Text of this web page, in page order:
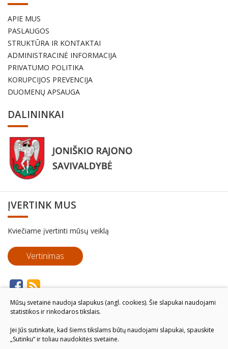
APIE MUS
PASLAUGOS
STRUKTŪRA IR KONTAKTAI
ADMINISTRACINĖ INFORMACIJA
PRIVATUMO POLITIKA
KORUPCIJOS PREVENCIJA
DUOMENŲ APSAUGA
DALININKAI
ĮVERTINK MUS
Kviečiame įvertinti mūsų veiklą
Vertinimas
Mūsų svetainė naudoja slapukus (angl. cookies). Šie slapukai naudojami
statistikos ir rinkodaros tikslais.
Jei Jūs sutinkate, kad šiems tikslams būtų naudojami slapukai, spauskite
„Sutinku“ ir toliau naudokitės svetaine.